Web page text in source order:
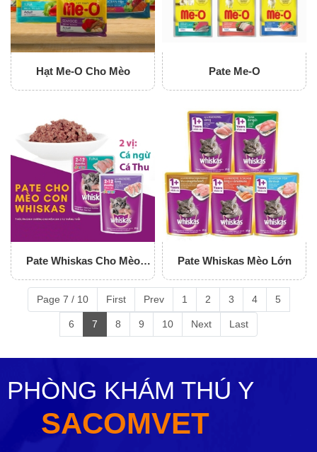
Hạt Me-O Cho Mèo Pate Me-O
Pate Whiskas Cho Mèo
Pate Whiskas Mèo Lớn
Page 7 / 10 First Prev 1 2 3 4 5
6 7 8 9 10 Next Last
PHÒNG KHÁM THÚ Y
SACOMVET